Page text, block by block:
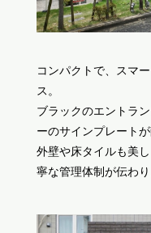
コンパクトで、スマ
ス。
ブラックのエントラ
ーのサインプレート
外壁や床タイルも美
寧な管理体制が伝わり